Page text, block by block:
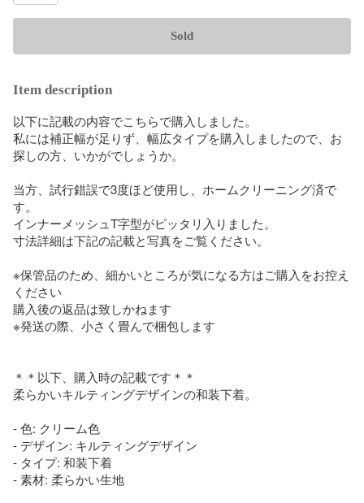
Sold
Item description
以下に記載の内容でこちらで購入しました。
私には補正幅が足りず、幅広タイプを購入しましたので、お
探しの方、いかがでしょうか。
当方、試行錯誤で3度ほど使用し、ホームクリーニング済で
す。
インナーメッシュT字型がピッタリ入りました。
寸法詳細は下記の記載と写真をご覧ください。
※保管品のため、細かいところが気になる方はご購入をお控え
ください
購入後の返品は致しかねます
※発送の際、小さく畳んで梱包します
＊＊以下、購入時の記載です＊＊
柔らかいキルティングデザインの和装下着。
- 色: クリーム色
- デザイン: キルティングデザイン
- タイプ: 和装下着
- 素材: 柔らかい生地